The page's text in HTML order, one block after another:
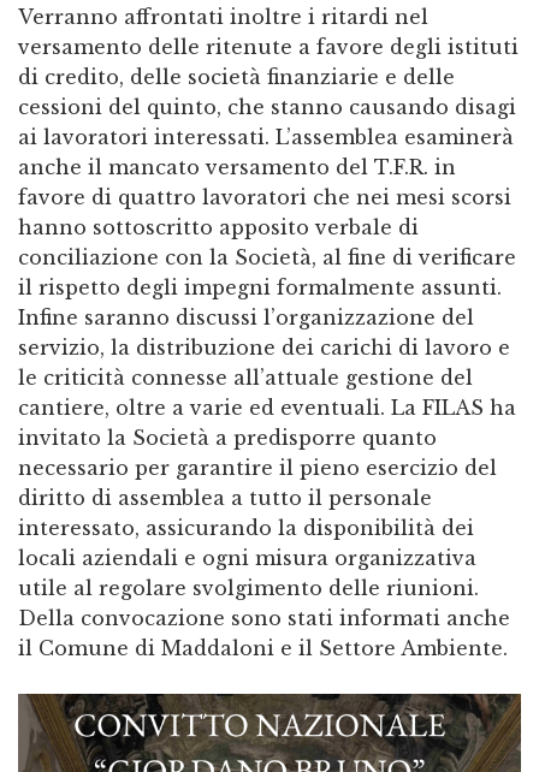
Verranno affrontati inoltre i ritardi nel
versamento delle ritenute a favore degli istituti
di credito, delle società finanziarie e delle
cessioni del quinto, che stanno causando disagi
ai lavoratori interessati. L’assemblea esaminerà
anche il mancato versamento del T.F.R. in
favore di quattro lavoratori che nei mesi scorsi
hanno sottoscritto apposito verbale di
conciliazione con la Società, al fine di verificare
il rispetto degli impegni formalmente assunti.
Infine saranno discussi l’organizzazione del
servizio, la distribuzione dei carichi di lavoro e
le criticità connesse all’attuale gestione del
cantiere, oltre a varie ed eventuali. La FILAS ha
invitato la Società a predisporre quanto
necessario per garantire il pieno esercizio del
diritto di assemblea a tutto il personale
interessato, assicurando la disponibilità dei
locali aziendali e ogni misura organizzativa
utile al regolare svolgimento delle riunioni.
Della convocazione sono stati informati anche
il Comune di Maddaloni e il Settore Ambiente.